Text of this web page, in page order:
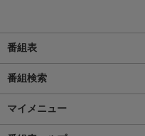
番組表
番組検索
マイメニュー